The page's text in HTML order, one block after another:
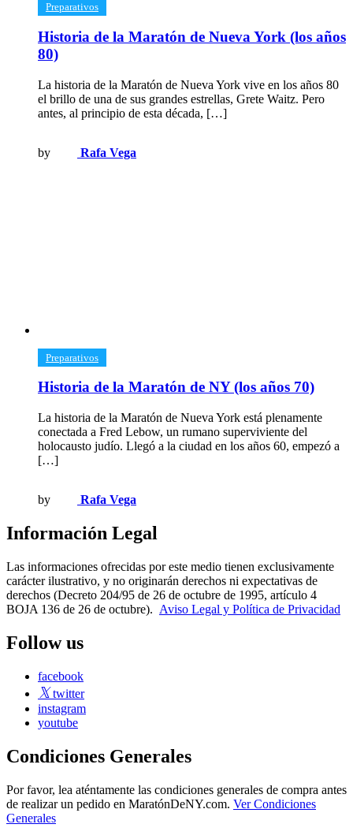
​Preparativos
Historia de la Maratón de Nueva York (los años
80)
La historia de la Maratón de Nueva York vive en los años 80
el brillo de una de sus grandes estrellas, Grete Waitz. Pero
antes, al principio de esta década, […]
by Rafa Vega
​Preparativos
Historia de la Maratón de NY (los años 70)
La historia de la Maratón de Nueva York está plenamente
conectada a Fred Lebow, un rumano superviviente del
holocausto judío. Llegó a la ciudad en los años 60, empezó a
[…]
by Rafa Vega
Información Legal
Las informaciones ofrecidas por este medio tienen exclusivamente
carácter ilustrativo, y no originarán derechos ni expectativas de
derechos (Decreto 204/95 de 26 de octubre de 1995, artículo 4
BOJA 136 de 26 de octubre). Aviso Legal y Política de Privacidad
Follow us
facebook
twitter
instagram
youtube
Condiciones Generales
Por favor, lea aténtamente las condiciones generales de compra antes
de realizar un pedido en MaratónDeNY.com. Ver Condiciones
Generales